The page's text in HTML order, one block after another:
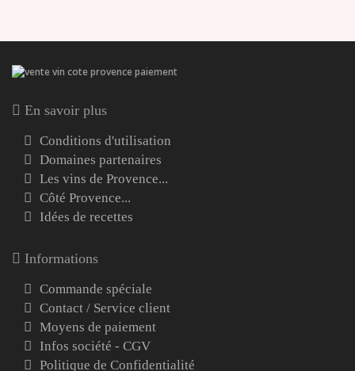
En savoir plus
Conditions d'utilisation
Domaines partenaires
Les vins de Provence...
Côté Provence...
Idées de recettes
Informations
Commande spéciale
Contact / Service client
Moyens de paiement
Infos société - CGV
Politique de Confidentialité